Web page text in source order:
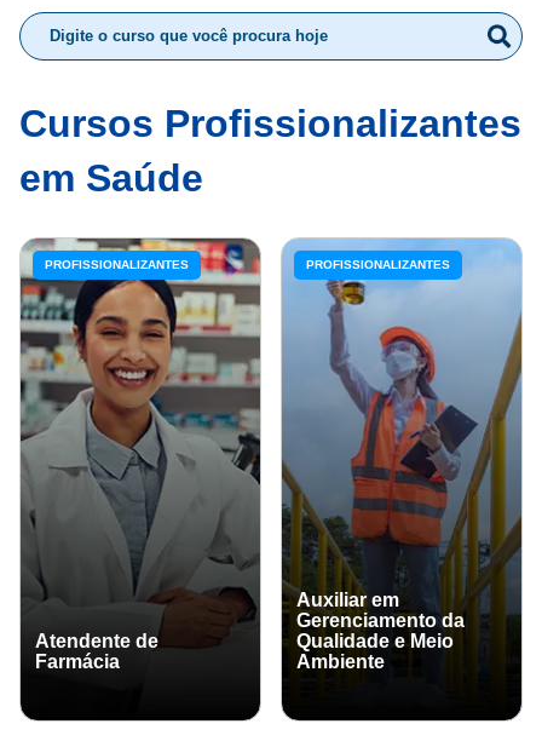
Cursos Profissionalizantes
em Saúde
PROFISSIONALIZANTES
Atendente de
Farmácia
PROFISSIONALIZANTES
Auxiliar em
Gerenciamento da
Qualidade e Meio
Ambiente